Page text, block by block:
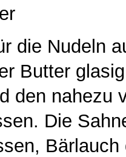
die Nudeln
Butter
den nahezu
Die
Bärlauch